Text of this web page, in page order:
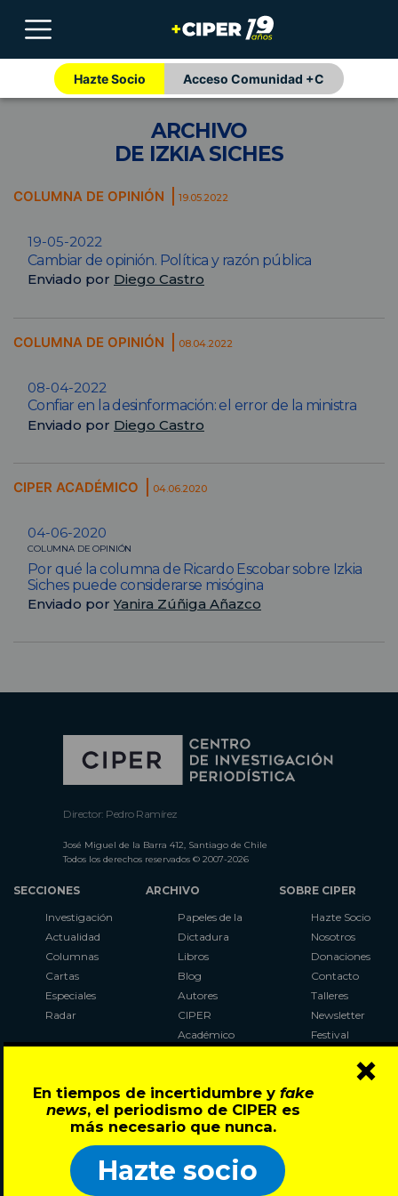
En tiempos de incertidumbre y fake
news, el periodismo de CIPER es
más necesario que nunca.
Hazte socio
×
Hazte Socio Acceso Comunidad +C
ARCHIVO
DE IZKIA SICHES
COLUMNA DE OPINIÓN 19.05.2022
19-05-2022
Cambiar de opinión. Política y razón pública
Enviado por Diego Castro
COLUMNA DE OPINIÓN 08.04.2022
08-04-2022
Confiar en la desinformación: el error de la ministra
Enviado por Diego Castro
CIPER ACADÉMICO 04.06.2020
04-06-2020
COLUMNA DE OPINIÓN
Por qué la columna de Ricardo Escobar sobre Izkia
Siches puede considerarse misógina
Enviado porYanira Zúñiga Añazco
Director: Pedro Ramírez
José Miguel de la Barra 412, Santiago de Chile
Todos los derechos reservados © 2007-2026
SECCIONES
Investigación
Actualidad
Columnas
Cartas
Especiales
Radar
ARCHIVO
Papeles de la
Dictadura
Libros
Blog
Autores
CIPER
Académico
Al Plebiscito
con CIPER
SOBRE CIPER
Hazte Socio
Nosotros
Donaciones
Contacto
Talleres
Newsletter
Festival